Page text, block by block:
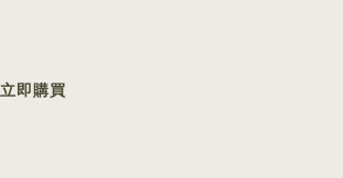
立即購買